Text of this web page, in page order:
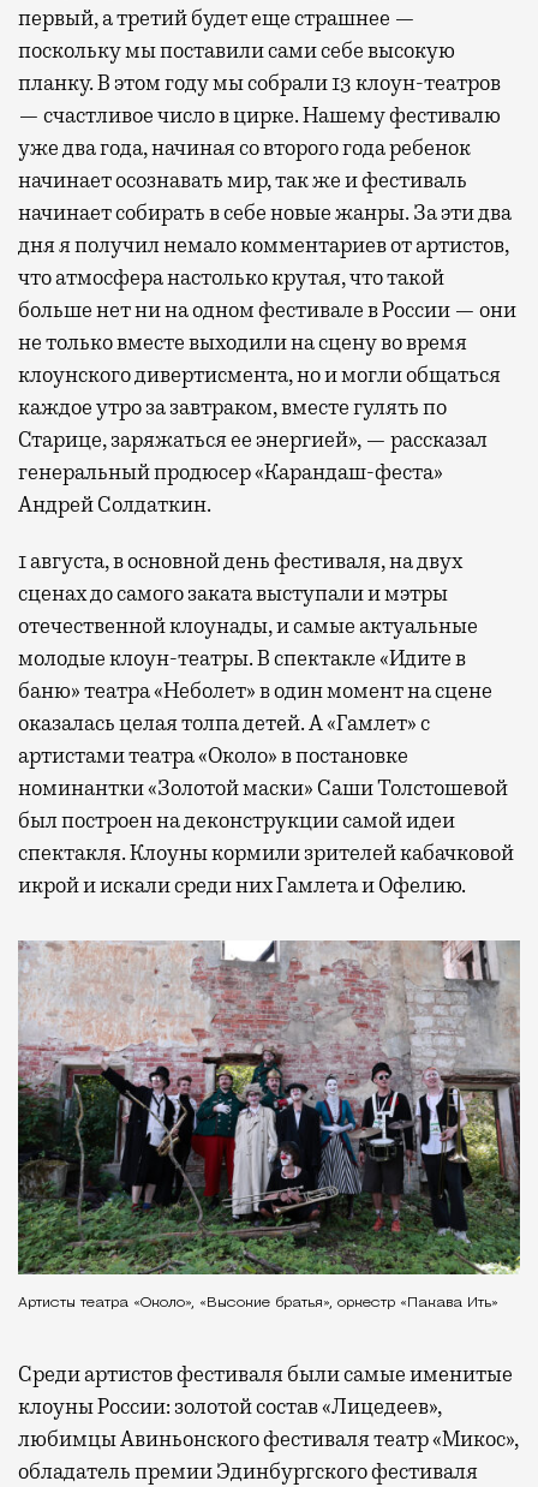
первый, а третий будет еще страшнее —
поскольку мы поставили сами себе высокую
планку. В этом году мы собрали 13 клоун-театров
— счастливое число в цирке. Нашему фестивалю
уже два года, начиная со второго года ребенок
начинает осознавать мир, так же и фестиваль
начинает собирать в себе новые жанры. За эти два
дня я получил немало комментариев от артистов,
что атмосфера настолько крутая, что такой
больше нет ни на одном фестивале в России — они
не только вместе выходили на сцену во время
клоунского дивертисмента, но и могли общаться
каждое утро за завтраком, вместе гулять по
Старице, заряжаться ее энергией», — рассказал
генеральный продюсер «Карандаш-феста»
Андрей Солдаткин.
1 августа, в основной день фестиваля, на двух
сценах до самого заката выступали и мэтры
отечественной клоунады, и самые актуальные
молодые клоун-театры. В спектакле «Идите в
баню» театра «Неболет» в один момент на сцене
оказалась целая толпа детей. А «Гамлет» с
артистами театра «Около» в постановке
номинантки «Золотой маски» Саши Толстошевой
был построен на деконструкции самой идеи
спектакля. Клоуны кормили зрителей кабачковой
икрой и искали среди них Гамлета и Офелию.
Артисты театра «Около», «Высокие братья», оркестр «Пакава Ить»
Среди артистов фестиваля были самые именитые
клоуны России: золотой состав «Лицедеев»,
любимцы Авиньонского фестиваля театр «Микос»,
обладатель премии Эдинбургского фестиваля